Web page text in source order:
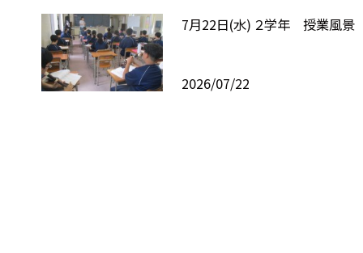
7月22日(水) ２学年 授業風景
2026/07/22